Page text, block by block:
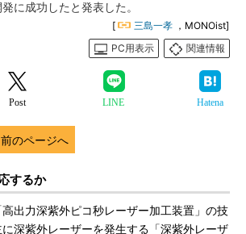
に成功したと発表した。
[ 三島一孝 ，MONOist]
PC用表示
関連情報
Post LINE Hatena
前のページへ
するか
出力深紫外ピコ秒レーザー加工装置」の技
深紫外レーザーを発生する「深紫外レーザ